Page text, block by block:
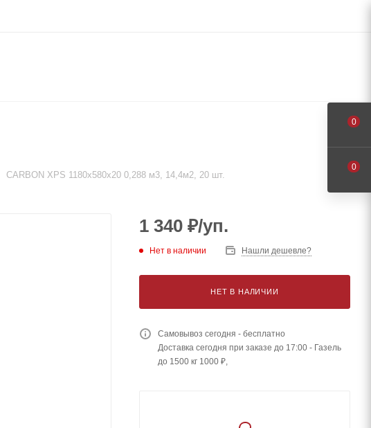
CARBON XPS 1180х580х20 0,288 м3, 14,4м2, 20 шт.
1 340 ₽/уп.
Нет в наличии Нашли дешевле?
НЕТ В НАЛИЧИИ
Самовывоз сегодня - бесплатно
Доставка сегодня при заказе до 17:00 - Газель
до 1500 кг 1000 ₽,
0
0